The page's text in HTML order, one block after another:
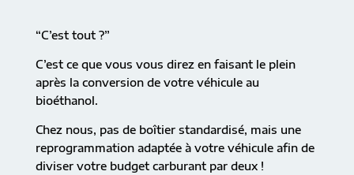
“C’est tout ?”
C’est ce que vous vous direz en faisant le plein
après la conversion de votre véhicule au
bioéthanol.
Chez nous, pas de boîtier standardisé, mais une
reprogrammation adaptée à votre véhicule afin de
diviser votre budget carburant par deux !